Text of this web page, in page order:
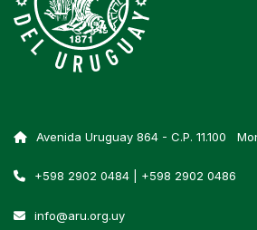
Avenida Uruguay 864 - C.P. 11.100
+598 2902 0484 | +598 2902 0486
info@aru.org.uy